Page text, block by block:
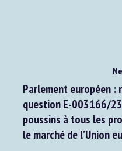
Parlement européen :
question E-003166/23
poussins à tous les
le marché de l’Union